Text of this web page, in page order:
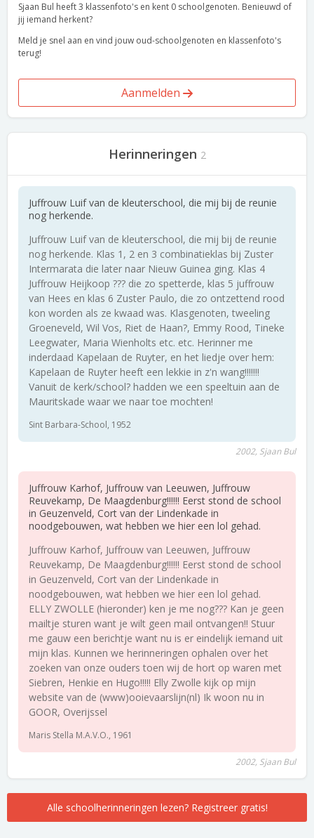
Sjaan Bul heeft 3 klassenfoto's en kent 0 schoolgenoten. Benieuwd of
jij iemand herkent?
Meld je snel aan en vind jouw oud-schoolgenoten en klassenfoto's
terug!
Aanmelden
Herinneringen 2
Juffrouw Luif van de kleuterschool, die mij bij de reunie
nog herkende.
Juffrouw Luif van de kleuterschool, die mij bij de reunie
nog herkende. Klas 1, 2 en 3 combinatieklas bij Zuster
Intermarata die later naar Nieuw Guinea ging. Klas 4
Juffrouw Heijkoop ??? die zo spetterde, klas 5 juffrouw
van Hees en klas 6 Zuster Paulo, die zo ontzettend rood
kon worden als ze kwaad was. Klasgenoten, tweeling
Groeneveld, Wil Vos, Riet de Haan?, Emmy Rood, Tineke
Leegwater, Maria Wienholts etc. etc. Herinner me
inderdaad Kapelaan de Ruyter, en het liedje over hem:
Kapelaan de Ruyter heeft een lekkie in z'n wang!!!!!!!
Vanuit de kerk/school? hadden we een speeltuin aan de
Mauritskade waar we naar toe mochten!
Sint Barbara-School, 1952
2002, Sjaan Bul
Juffrouw Karhof, Juffrouw van Leeuwen, Juffrouw
Reuvekamp, De Maagdenburg!!!!!! Eerst stond de school
in Geuzenveld, Cort van der Lindenkade in
noodgebouwen, wat hebben we hier een lol gehad.
Juffrouw Karhof, Juffrouw van Leeuwen, Juffrouw
Reuvekamp, De Maagdenburg!!!!!! Eerst stond de school
in Geuzenveld, Cort van der Lindenkade in
noodgebouwen, wat hebben we hier een lol gehad.
ELLY ZWOLLE (hieronder) ken je me nog??? Kan je geen
mailtje sturen want je wilt geen mail ontvangen!! Stuur
me gauw een berichtje want nu is er eindelijk iemand uit
mijn klas. Kunnen we herinneringen ophalen over het
zoeken van onze ouders toen wij de hort op waren met
Siebren, Henkie en Hugo!!!!! Elly Zwolle kijk op mijn
website van de (www)ooievaarslijn(nl) Ik woon nu in
GOOR, Overijssel
Maris Stella M.A.V.O., 1961
2002, Sjaan Bul
Alle schoolherinneringen lezen? Registreer gratis!